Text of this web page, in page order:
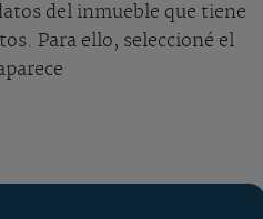
del inmueble que tiene
Para ello, seleccioné el